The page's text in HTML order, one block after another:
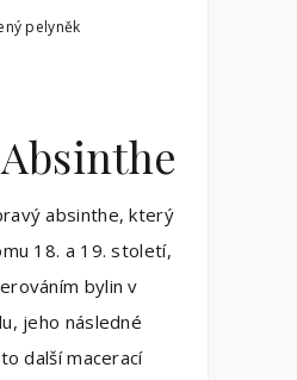
pelyněk
absinthe, který
18. a 19. století,
bylin v
jeho následné
další macerací